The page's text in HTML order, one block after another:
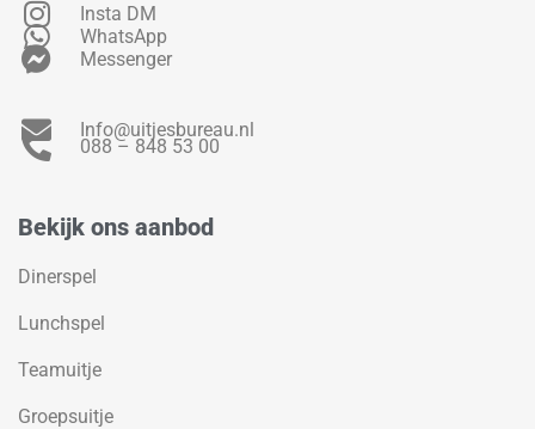
Insta DM
WhatsApp
Messenger
Info@uitjesbureau.nl
088 – 848 53 00
Bekijk ons aanbod
Dinerspel
Lunchspel
Teamuitje
Groepsuitje